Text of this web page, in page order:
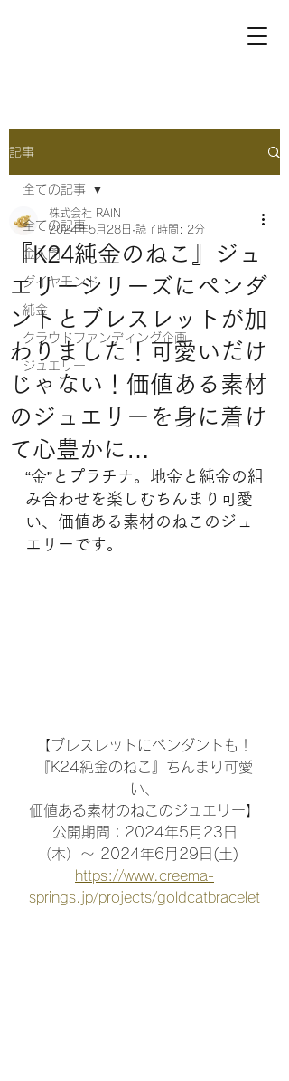
記事
全ての記事
金入門
ダイヤモンド
純金
クラウドファンディング企画
ジュエリー
全ての記事
『K24純金のねこ』ジュ
エリーシリーズにペンダ
ントとブレスレットが加
わりました！可愛いだけ
じゃない！価値ある素材
のジュエリーを身に着け
て心豊かに…
株式会社 RAIN
2024年5月28日 読了時間: 2分
“金”とプラチナ。地金と純金の組
み合わせを楽しむちんまり可愛
い、価値ある素材のねこのジュ
エリーです。
【ブレスレットにペンダントも！
『K24純金のねこ』ちんまり可愛
い、
価値ある素材のねこのジュエリー】
公開期間：2024年5月23日
（木）〜 2024年6月29日(土)
https://www.creema-
springs.jp/projects/goldcatbracelet